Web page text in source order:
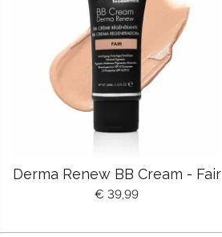
Derma Renew BB Cream - Fair
€ 39,99